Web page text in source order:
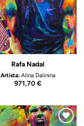
Rafa Nadal
Artista: Alina Dalinina
971,70€